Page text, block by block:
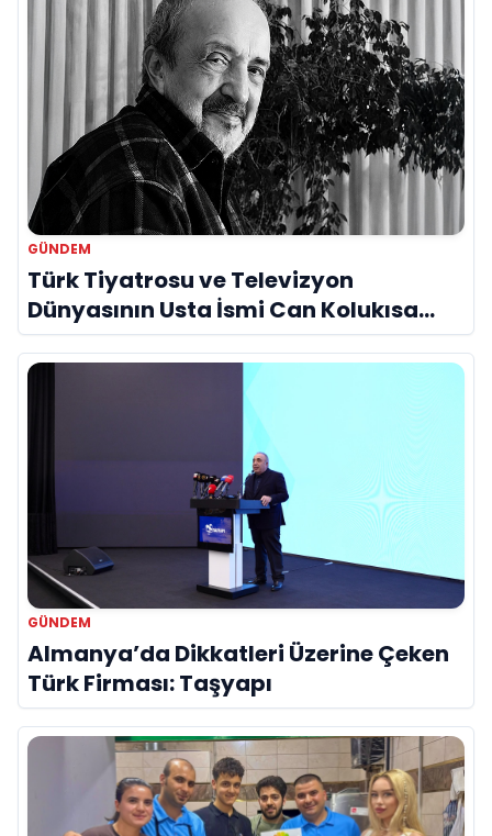
GÜNDEM
Türk Tiyatrosu ve Televizyon
Dünyasının Usta İsmi Can Kolukısa
Hayatını Kaybetti
GÜNDEM
Almanya’da Dikkatleri Üzerine Çeken
Türk Firması: Taşyapı